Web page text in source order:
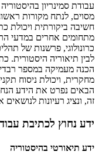
עבודת סמינריון
מסוים, לנתח מקורות
חשיבה ביקורתית ויכולת
מתחומים אחרים במדעי
כרונולוגי, פרשנות של
לבין תיאוריה היסטורית.
הכנה מעמיקה במספר
מחקרית, ויכולת ניסוח
הבאים נפרט את הידע
זה, ונציג רעיונות
ידע נחוץ לכתיבת
ידע תיאורטי בהיסטוריה